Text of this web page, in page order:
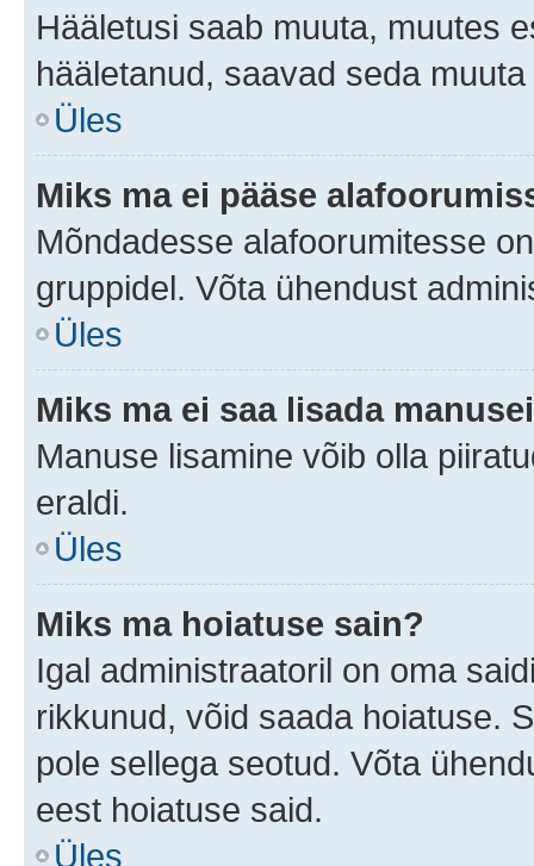
Hääletusi saab muuta, muutes
hääletanud, saavad seda
Üles
Miks ma ei pääse
Mõndadesse alafoorumitesse
gruppidel. Võta ühendust
Üles
Miks ma ei saa lisada
Manuse lisamine võib olla
eraldi.
Üles
Miks ma hoiatuse sain?
Igal administraatoril on oma
rikkunud, võid saada hoiatuse.
pole sellega seotud. Võta
eest hoiatuse said.
Üles